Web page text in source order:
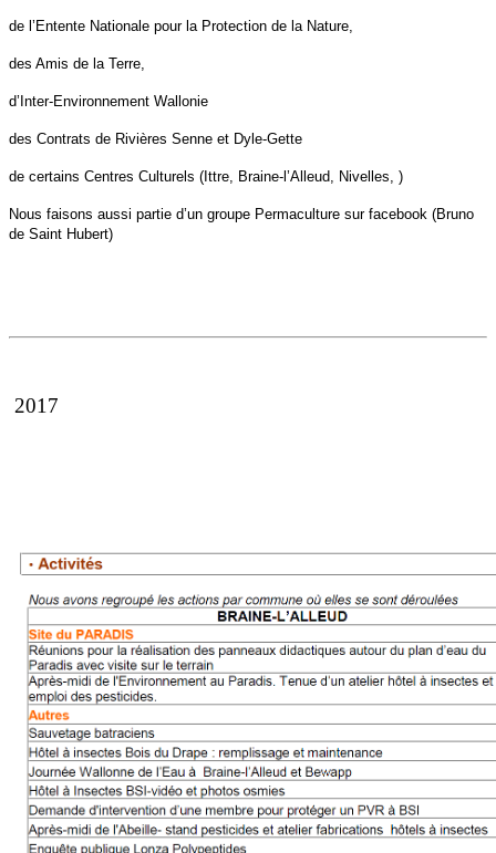
de l’Entente Nationale pour la Protection de la Nature,
des Amis de la Terre,
d’Inter-Environnement Wallonie
des Contrats de Rivières Senne et Dyle-Gette
de certains Centres Culturels (Ittre, Braine-l’Alleud, Nivelles, )
Nous faisons aussi partie d’un groupe Permaculture sur facebook (Bruno
de Saint Hubert)
2017